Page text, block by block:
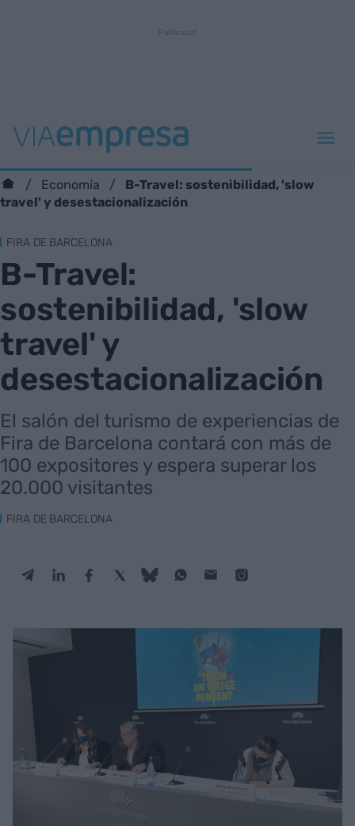
Economía
B-Travel: sostenibilidad, 'slow
travel' y desestacionalización
FIRA DE BARCELONA
B-Travel:
sostenibilidad, 'slow
travel' y
desestacionalización
El salón del turismo de experiencias de
Fira de Barcelona contará con más de
100 expositores y espera superar los
20.000 visitantes
FIRA DE BARCELONA